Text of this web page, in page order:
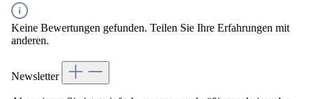
Keine Bewertungen gefunden. Teilen Sie Ihre Erfahrungen mit
anderen.
Newsletter